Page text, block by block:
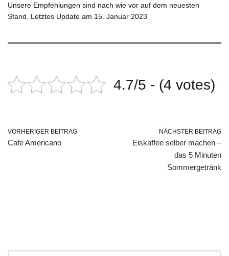
Unsere Empfehlungen sind nach wie vor auf dem neuesten
Stand. Letztes Update am 15. Januar 2023
4.7/5 - (4 votes)
VORHERIGER BEITRAG
Cafe Americano
NÄCHSTER BEITRAG
Eiskaffee selber machen –
das 5 Minuten
Sommergetränk